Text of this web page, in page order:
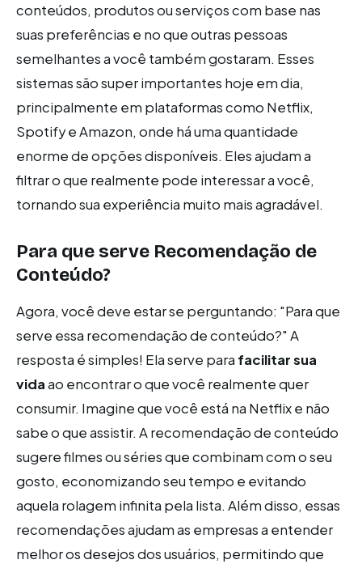
conteúdos, produtos ou serviços com base nas
suas preferências e no que outras pessoas
semelhantes a você também gostaram. Esses
sistemas são super importantes hoje em dia,
principalmente em plataformas como Netflix,
Spotify e Amazon, onde há uma quantidade
enorme de opções disponíveis. Eles ajudam a
filtrar o que realmente pode interessar a você,
tornando sua experiência muito mais agradável.
Para que serve Recomendação de
Conteúdo?
Agora, você deve estar se perguntando: "Para que
serve essa recomendação de conteúdo?" A
resposta é simples! Ela serve para facilitar sua
vidaao encontrar o que você realmente quer
consumir. Imagine que você está na Netflix e não
sabe o que assistir. A recomendação de conteúdo
sugere filmes ou séries que combinam com o seu
gosto, economizando seu tempo e evitando
aquela rolagem infinita pela lista. Além disso, essas
recomendações ajudam as empresas a entender
melhor os desejos dos usuários, permitindo que